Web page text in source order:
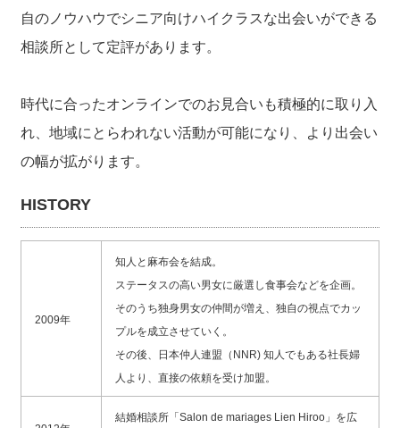
自のノウハウでシニア向けハイクラスな出会いができる
相談所として定評があります。
時代に合ったオンラインでのお見合いも積極的に取り入
れ、地域にとらわれない活動が可能になり、より出会い
の幅が拡がります。
HISTORY
2009年
​知人と麻布会を結成。
ステータスの高い男女に厳選し食事会などを企画。
そのうち独身男女の仲間が増え、独自の視点でカッ
プルを成立させていく。
その後、日本仲人連盟（NNR) 知人でもある社長婦
人より、直接の依頼を受け加盟。
結婚相談所「Salon de mariages Lien Hiroo」を広